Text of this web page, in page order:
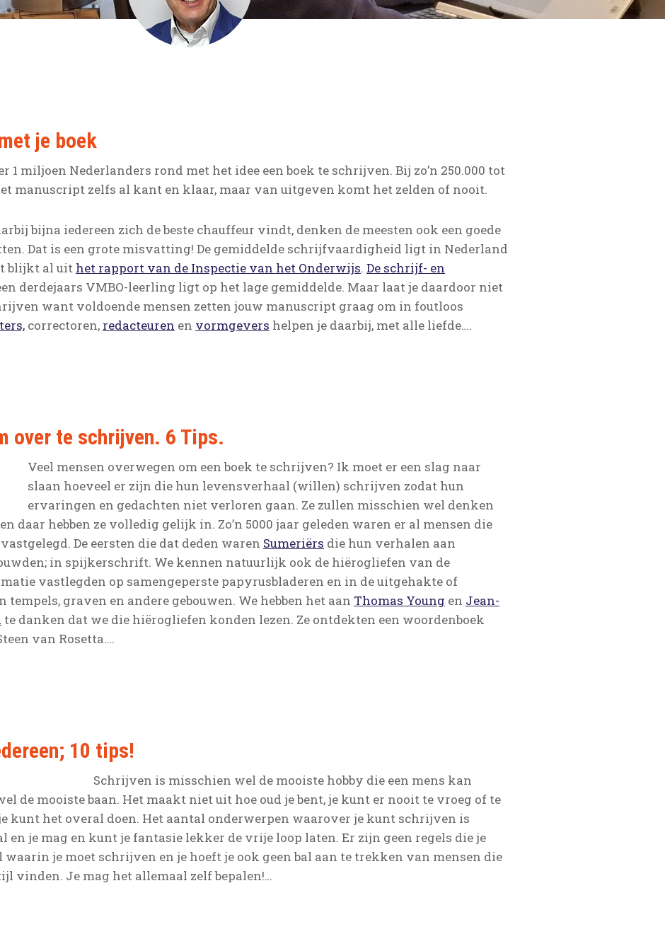
je boek
1 miljoen Nederlanders rond met het idee een boek te schrijven. Bij zo’n 250.000 tot
manuscript zelfs al kant en klaar, maar van uitgeven komt het zelden of nooit.
bijna iedereen zich de beste chauffeur vindt, denken de meesten ook een goede
Dat is een grote misvatting! De gemiddelde schrijfvaardigheid ligt in Nederland
blijkt al uit het rapport van de Inspectie van het Onderwijs. De schrijf- en
derdejaars VMBO-leerling ligt op het lage gemiddelde. Maar laat je daardoor niet
want voldoende mensen zetten jouw manuscript graag om in foutloos
correctoren, redacteuren en vormgevers helpen je daarbij, met alle liefde….
over te schrijven. 6 Tips.
Veel mensen overwegen om een boek te schrijven? Ik moet er een slag naar
slaan hoeveel er zijn die hun levensverhaal (willen) schrijven zodat hun
ervaringen en gedachten niet verloren gaan. Ze zullen misschien wel denken
daar hebben ze volledig gelijk in. Zo’n 5000 jaar geleden waren er al mensen die
De eersten die dat deden waren Sumeriërs die hun verhalen aan
in spijkerschrift. We kennen natuurlijk ook de hiërogliefen van de
vastlegden op samengeperste papyrusbladeren en in de uitgehakte of
graven en andere gebouwen. We hebben het aan Thomas Young en Jean-
te danken dat we die hiërogliefen konden lezen. Ze ontdekten een woordenboek
van Rosetta….
10 tips!
Schrijven is misschien wel de mooiste hobby die een mens kan
de mooiste baan. Het maakt niet uit hoe oud je bent, je kunt er nooit te vroeg of te
kunt het overal doen. Het aantal onderwerpen waarover je kunt schrijven is
en je mag en kunt je fantasie lekker de vrije loop laten. Er zijn geen regels die je
waarin je moet schrijven en je hoeft je ook geen bal aan te trekken van mensen die
vinden. Je mag het allemaal zelf bepalen!…